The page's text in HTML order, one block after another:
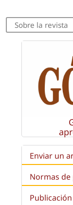
Sobre la revista
Enviar un
Normas